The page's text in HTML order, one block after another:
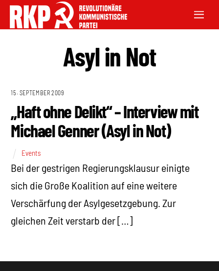
Asyl in Not
15. SEPTEMBER 2009
„Haft ohne Delikt“ – Interview mit
Michael Genner (Asyl in Not)
Events
Bei der gestrigen Regierungsklausur einigte
sich die Große Koalition auf eine weitere
Verschärfung der Asylgesetzgebung. Zur
gleichen Zeit verstarb der […]